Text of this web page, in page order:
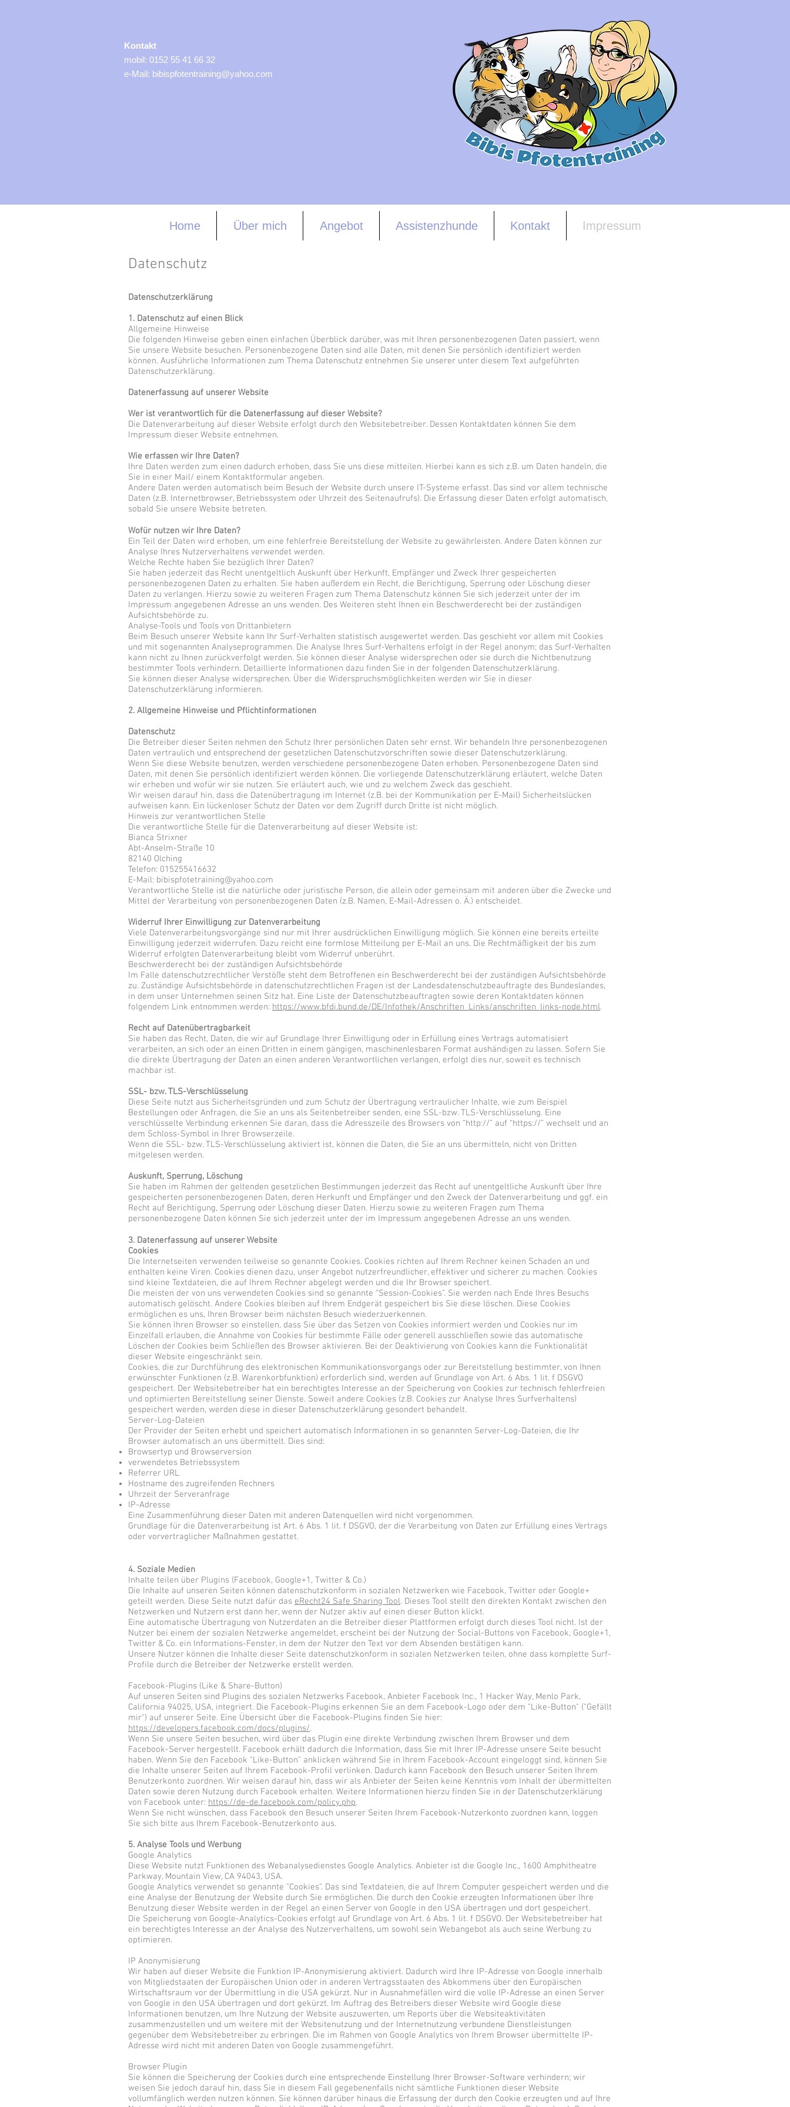
Kontakt
mobil: 0152 55 41 66 32
e-Mail: bibispfotentraining@yahoo.com
Home Über mich Angebot Assistenzhunde Kontakt Impressum
Datenschutz
Datenschutzerklärung
1. Datenschutz auf einen Blick
Allgemeine Hinweise
Die folgenden Hinweise geben einen einfachen Überblick darüber, was mit Ihren personenbezogenen Daten passiert, wenn
Sie unsere Website besuchen. Personenbezogene Daten sind alle Daten, mit denen Sie persönlich identifiziert werden
können. Ausführliche Informationen zum Thema Datenschutz entnehmen Sie unserer unter diesem Text aufgeführten
Datenschutzerklärung.
Datenerfassung auf unserer Website
Wer ist verantwortlich für die Datenerfassung auf dieser Website?
Die Datenverarbeitung auf dieser Website erfolgt durch den Websitebetreiber. Dessen Kontaktdaten können Sie dem
Impressum dieser Website entnehmen.
Wie erfassen wir Ihre Daten?
Ihre Daten werden zum einen dadurch erhoben, dass Sie uns diese mitteilen. Hierbei kann es sich z.B. um Daten handeln, die
Sie in einer Mail/ einem Kontaktformular angeben.
Andere Daten werden automatisch beim Besuch der Website durch unsere IT-Systeme erfasst. Das sind vor allem technische
Daten (z.B. Internetbrowser, Betriebssystem oder Uhrzeit des Seitenaufrufs). Die Erfassung dieser Daten erfolgt automatisch,
sobald Sie unsere Website betreten.
Wofür nutzen wir Ihre Daten?
Ein Teil der Daten wird erhoben, um eine fehlerfreie Bereitstellung der Website zu gewährleisten. Andere Daten können zur
Analyse Ihres Nutzerverhaltens verwendet werden.
Welche Rechte haben Sie bezüglich Ihrer Daten?
Sie haben jederzeit das Recht unentgeltlich Auskunft über Herkunft, Empfänger und Zweck Ihrer gespeicherten
personenbezogenen Daten zu erhalten. Sie haben außerdem ein Recht, die Berichtigung, Sperrung oder Löschung dieser
Daten zu verlangen. Hierzu sowie zu weiteren Fragen zum Thema Datenschutz können Sie sich jederzeit unter der im
Impressum angegebenen Adresse an uns wenden. Des Weiteren steht Ihnen ein Beschwerderecht bei der zuständigen
Aufsichtsbehörde zu.
Analyse-Tools und Tools von Drittanbietern
Beim Besuch unserer Website kann Ihr Surf-Verhalten statistisch ausgewertet werden. Das geschieht vor allem mit Cookies
und mit sogenannten Analyseprogrammen. Die Analyse Ihres Surf-Verhaltens erfolgt in der Regel anonym; das Surf-Verhalten
kann nicht zu Ihnen zurückverfolgt werden. Sie können dieser Analyse widersprechen oder sie durch die Nichtbenutzung
bestimmter Tools verhindern. Detaillierte Informationen dazu finden Sie in der folgenden Datenschutzerklärung.
Sie können dieser Analyse widersprechen. Über die Widerspruchsmöglichkeiten werden wir Sie in dieser
Datenschutzerklärung informieren.
2. Allgemeine Hinweise und Pflichtinformationen
Datenschutz
Die Betreiber dieser Seiten nehmen den Schutz Ihrer persönlichen Daten sehr ernst. Wir behandeln Ihre personenbezogenen
Daten vertraulich und entsprechend der gesetzlichen Datenschutzvorschriften sowie dieser Datenschutzerklärung.
Wenn Sie diese Website benutzen, werden verschiedene personenbezogene Daten erhoben. Personenbezogene Daten sind
Daten, mit denen Sie persönlich identifiziert werden können. Die vorliegende Datenschutzerklärung erläutert, welche Daten
wir erheben und wofür wir sie nutzen. Sie erläutert auch, wie und zu welchem Zweck das geschieht.
Wir weisen darauf hin, dass die Datenübertragung im Internet (z.B. bei der Kommunikation per E-Mail) Sicherheitslücken
aufweisen kann. Ein lückenloser Schutz der Daten vor dem Zugriff durch Dritte ist nicht möglich.
Hinweis zur verantwortlichen Stelle
Die verantwortliche Stelle für die Datenverarbeitung auf dieser Website ist:
Bianca Strixner
Abt-Anselm-Straße 10
82140 Olching
Telefon: 015255416632
E-Mail: bibispfotetraining@yahoo.com
Verantwortliche Stelle ist die natürliche oder juristische Person, die allein oder gemeinsam mit anderen über die Zwecke und
Mittel der Verarbeitung von personenbezogenen Daten (z.B. Namen, E-Mail-Adressen o. Ä.) entscheidet.
Widerruf Ihrer Einwilligung zur Datenverarbeitung
Viele Datenverarbeitungsvorgänge sind nur mit Ihrer ausdrücklichen Einwilligung möglich. Sie können eine bereits erteilte
Einwilligung jederzeit widerrufen. Dazu reicht eine formlose Mitteilung per E-Mail an uns. Die Rechtmäßigkeit der bis zum
Widerruf erfolgten Datenverarbeitung bleibt vom Widerruf unberührt.
Beschwerderecht bei der zuständigen Aufsichtsbehörde
Im Falle datenschutzrechtlicher Verstöße steht dem Betroffenen ein Beschwerderecht bei der zuständigen Aufsichtsbehörde
zu. Zuständige Aufsichtsbehörde in datenschutzrechtlichen Fragen ist der Landesdatenschutzbeauftragte des Bundeslandes,
in dem unser Unternehmen seinen Sitz hat. Eine Liste der Datenschutzbeauftragten sowie deren Kontaktdaten können
folgendem Link entnommen werden: https://www.bfdi.bund.de/DE/Infothek/Anschriften_Links/anschriften_links-node.html.
Recht auf Datenübertragbarkeit
Sie haben das Recht, Daten, die wir auf Grundlage Ihrer Einwilligung oder in Erfüllung eines Vertrags automatisiert
verarbeiten, an sich oder an einen Dritten in einem gängigen, maschinenlesbaren Format aushändigen zu lassen. Sofern Sie
die direkte Übertragung der Daten an einen anderen Verantwortlichen verlangen, erfolgt dies nur, soweit es technisch
machbar ist.
SSL- bzw. TLS-Verschlüsselung
Diese Seite nutzt aus Sicherheitsgründen und zum Schutz der Übertragung vertraulicher Inhalte, wie zum Beispiel
Bestellungen oder Anfragen, die Sie an uns als Seitenbetreiber senden, eine SSL-bzw. TLS-Verschlüsselung. Eine
verschlüsselte Verbindung erkennen Sie daran, dass die Adresszeile des Browsers von “http://” auf “https://” wechselt und an
dem Schloss-Symbol in Ihrer Browserzeile.
Wenn die SSL- bzw. TLS-Verschlüsselung aktiviert ist, können die Daten, die Sie an uns übermitteln, nicht von Dritten
mitgelesen werden.
Auskunft, Sperrung, Löschung
Sie haben im Rahmen der geltenden gesetzlichen Bestimmungen jederzeit das Recht auf unentgeltliche Auskunft über Ihre
gespeicherten personenbezogenen Daten, deren Herkunft und Empfänger und den Zweck der Datenverarbeitung und ggf. ein
Recht auf Berichtigung, Sperrung oder Löschung dieser Daten. Hierzu sowie zu weiteren Fragen zum Thema
personenbezogene Daten können Sie sich jederzeit unter der im Impressum angegebenen Adresse an uns wenden.
3. Datenerfassung auf unserer Website
Cookies
Die Internetseiten verwenden teilweise so genannte Cookies. Cookies richten auf Ihrem Rechner keinen Schaden an und
enthalten keine Viren. Cookies dienen dazu, unser Angebot nutzerfreundlicher, effektiver und sicherer zu machen. Cookies
sind kleine Textdateien, die auf Ihrem Rechner abgelegt werden und die Ihr Browser speichert.
Die meisten der von uns verwendeten Cookies sind so genannte “Session-Cookies”. Sie werden nach Ende Ihres Besuchs
automatisch gelöscht. Andere Cookies bleiben auf Ihrem Endgerät gespeichert bis Sie diese löschen. Diese Cookies
ermöglichen es uns, Ihren Browser beim nächsten Besuch wiederzuerkennen.
Sie können Ihren Browser so einstellen, dass Sie über das Setzen von Cookies informiert werden und Cookies nur im
Einzelfall erlauben, die Annahme von Cookies für bestimmte Fälle oder generell ausschließen sowie das automatische
Löschen der Cookies beim Schließen des Browser aktivieren. Bei der Deaktivierung von Cookies kann die Funktionalität
dieser Website eingeschränkt sein.
Cookies, die zur Durchführung des elektronischen Kommunikationsvorgangs oder zur Bereitstellung bestimmter, von Ihnen
erwünschter Funktionen (z.B. Warenkorbfunktion) erforderlich sind, werden auf Grundlage von Art. 6 Abs. 1 lit. f DSGVO
gespeichert. Der Websitebetreiber hat ein berechtigtes Interesse an der Speicherung von Cookies zur technisch fehlerfreien
und optimierten Bereitstellung seiner Dienste. Soweit andere Cookies (z.B. Cookies zur Analyse Ihres Surfverhaltens)
gespeichert werden, werden diese in dieser Datenschutzerklärung gesondert behandelt.
Server-Log-Dateien
Der Provider der Seiten erhebt und speichert automatisch Informationen in so genannten Server-Log-Dateien, die Ihr
Browser automatisch an uns übermittelt. Dies sind:
Browsertyp und Browserversion
verwendetes Betriebssystem
Referrer URL
Hostname des zugreifenden Rechners
Uhrzeit der Serveranfrage
IP-Adresse
Eine Zusammenführung dieser Daten mit anderen Datenquellen wird nicht vorgenommen.
Grundlage für die Datenverarbeitung ist Art. 6 Abs. 1 lit. f DSGVO, der die Verarbeitung von Daten zur Erfüllung eines Vertrags
oder vorvertraglicher Maßnahmen gestattet.
4. Soziale Medien
Inhalte teilen über Plugins (Facebook, Google+1, Twitter & Co.)
Die Inhalte auf unseren Seiten können datenschutzkonform in sozialen Netzwerken wie Facebook, Twitter oder Google+
geteilt werden. Diese Seite nutzt dafür das eRecht24 Safe Sharing Tool. Dieses Tool stellt den direkten Kontakt zwischen den
Netzwerken und Nutzern erst dann her, wenn der Nutzer aktiv auf einen dieser Button klickt.
Eine automatische Übertragung von Nutzerdaten an die Betreiber dieser Plattformen erfolgt durch dieses Tool nicht. Ist der
Nutzer bei einem der sozialen Netzwerke angemeldet, erscheint bei der Nutzung der Social-Buttons von Facebook, Google+1,
Twitter & Co. ein Informations-Fenster, in dem der Nutzer den Text vor dem Absenden bestätigen kann.
Unsere Nutzer können die Inhalte dieser Seite datenschutzkonform in sozialen Netzwerken teilen, ohne dass komplette Surf-
Profile durch die Betreiber der Netzwerke erstellt werden.
Facebook-Plugins (Like & Share-Button)
Auf unseren Seiten sind Plugins des sozialen Netzwerks Facebook, Anbieter Facebook Inc., 1 Hacker Way, Menlo Park,
California 94025, USA, integriert. Die Facebook-Plugins erkennen Sie an dem Facebook-Logo oder dem "Like-Button" ("Gefällt
mir") auf unserer Seite. Eine Übersicht über die Facebook-Plugins finden Sie hier:
https://developers.facebook.com/docs/plugins/.
Wenn Sie unsere Seiten besuchen, wird über das Plugin eine direkte Verbindung zwischen Ihrem Browser und dem
Facebook-Server hergestellt. Facebook erhält dadurch die Information, dass Sie mit Ihrer IP-Adresse unsere Seite besucht
haben. Wenn Sie den Facebook "Like-Button" anklicken während Sie in Ihrem Facebook-Account eingeloggt sind, können Sie
die Inhalte unserer Seiten auf Ihrem Facebook-Profil verlinken. Dadurch kann Facebook den Besuch unserer Seiten Ihrem
Benutzerkonto zuordnen. Wir weisen darauf hin, dass wir als Anbieter der Seiten keine Kenntnis vom Inhalt der übermittelten
Daten sowie deren Nutzung durch Facebook erhalten. Weitere Informationen hierzu finden Sie in der Datenschutzerklärung
von Facebook unter: https://de-de.facebook.com/policy.php.
Wenn Sie nicht wünschen, dass Facebook den Besuch unserer Seiten Ihrem Facebook-Nutzerkonto zuordnen kann, loggen
Sie sich bitte aus Ihrem Facebook-Benutzerkonto aus.
5. Analyse Tools und Werbung
Google Analytics
Diese Website nutzt Funktionen des Webanalysedienstes Google Analytics. Anbieter ist die Google Inc., 1600 Amphitheatre
Parkway, Mountain View, CA 94043, USA.
Google Analytics verwendet so genannte "Cookies". Das sind Textdateien, die auf Ihrem Computer gespeichert werden und die
eine Analyse der Benutzung der Website durch Sie ermöglichen. Die durch den Cookie erzeugten Informationen über Ihre
Benutzung dieser Website werden in der Regel an einen Server von Google in den USA übertragen und dort gespeichert.
Die Speicherung von Google-Analytics-Cookies erfolgt auf Grundlage von Art. 6 Abs. 1 lit. f DSGVO. Der Websitebetreiber hat
ein berechtigtes Interesse an der Analyse des Nutzerverhaltens, um sowohl sein Webangebot als auch seine Werbung zu
optimieren.
IP Anonymisierung
Wir haben auf dieser Website die Funktion IP-Anonymisierung aktiviert. Dadurch wird Ihre IP-Adresse von Google innerhalb
von Mitgliedstaaten der Europäischen Union oder in anderen Vertragsstaaten des Abkommens über den Europäischen
Wirtschaftsraum vor der Übermittlung in die USA gekürzt. Nur in Ausnahmefällen wird die volle IP-Adresse an einen Server
von Google in den USA übertragen und dort gekürzt. Im Auftrag des Betreibers dieser Website wird Google diese
Informationen benutzen, um Ihre Nutzung der Website auszuwerten, um Reports über die Websiteaktivitäten
zusammenzustellen und um weitere mit der Websitenutzung und der Internetnutzung verbundene Dienstleistungen
gegenüber dem Websitebetreiber zu erbringen. Die im Rahmen von Google Analytics von Ihrem Browser übermittelte IP-
Adresse wird nicht mit anderen Daten von Google zusammengeführt.
Browser Plugin
Sie können die Speicherung der Cookies durch eine entsprechende Einstellung Ihrer Browser-Software verhindern; wir
weisen Sie jedoch darauf hin, dass Sie in diesem Fall gegebenenfalls nicht sämtliche Funktionen dieser Website
vollumfänglich werden nutzen können. Sie können darüber hinaus die Erfassung der durch den Cookie erzeugten und auf Ihre